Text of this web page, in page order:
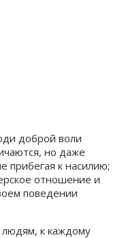
доброй воли
но даже
прибегая к насилию;
отношение и
поведении
людям, к каждому